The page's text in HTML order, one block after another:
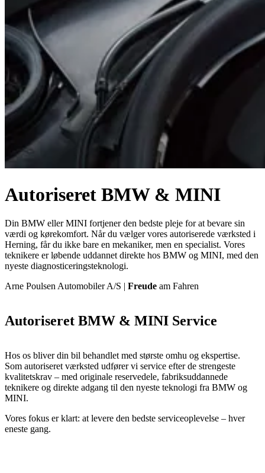
Autoriseret BMW & MINI
Din BMW eller MINI fortjener den bedste pleje for at bevare sin
værdi og kørekomfort. Når du vælger vores autoriserede værksted i
Herning, får du ikke bare en mekaniker, men en specialist. Vores
teknikere er løbende uddannet direkte hos BMW og MINI, med den
nyeste diagnosticeringsteknologi.
Arne Poulsen Automobiler A/S | Freude am Fahren
Autoriseret BMW & MINI Service
Hos os bliver din bil behandlet med største omhu og ekspertise.
Som autoriseret værksted udfører vi service efter de strengeste
kvalitetskrav – med originale reservedele, fabriksuddannede
teknikere og direkte adgang til den nyeste teknologi fra BMW og
MINI.
Vores fokus er klart: at levere den bedste serviceoplevelse – hver
eneste gang.